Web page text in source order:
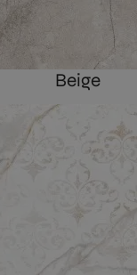
Beige